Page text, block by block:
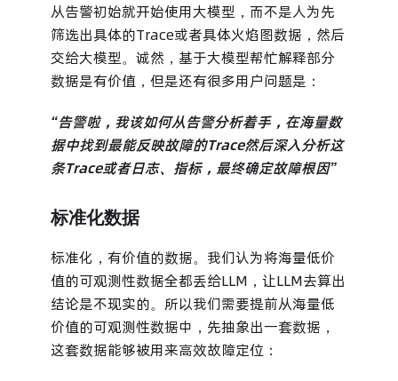
从告警初始就开始使用大模型，而不是人为先
筛选出具体的Trace或者具体火焰图数据，然后
交给大模型。诚然，基于大模型帮忙解释部分
数据是有价值，但是还有很多用户问题是：
“告警啦，我该如何从告警分析着手，在海量数
据中找到最能反映故障的Trace然后深入分析这
条Trace或者日志、指标，最终确定故障根因”
标准化数据
标准化，有价值的数据。我们认为将海量低价
值的可观测性数据全都丢给LLM，让LLM去算出
结论是不现实的。所以我们需要提前从海量低
价值的可观测性数据中，先抽象出一套数据，
这套数据能够被用来高效故障定位：